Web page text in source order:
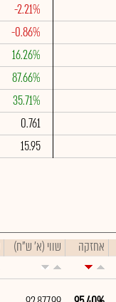
-2.21%
-0.86%
16.26%
87.66%
35.71%
0.761
15.95
אחזקה שווי (א' ש"ח)